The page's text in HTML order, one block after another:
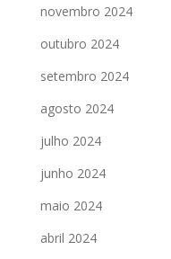
novembro 2024
outubro 2024
setembro 2024
agosto 2024
julho 2024
junho 2024
maio 2024
abril 2024